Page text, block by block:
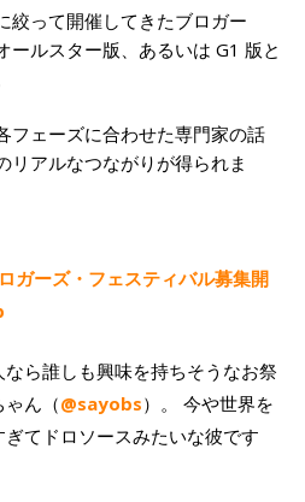
絞って開催してきたブロガー
ールスター版、あるいは G1 版と
フェーズに合わせた専門家の話
リアルなつながりが得られま
ガーズ・フェスティバル募集開
ら誰しも興味を持ちそうなお祭
ん（@sayobs）。 今や世界を
てドロソースみたいな彼です